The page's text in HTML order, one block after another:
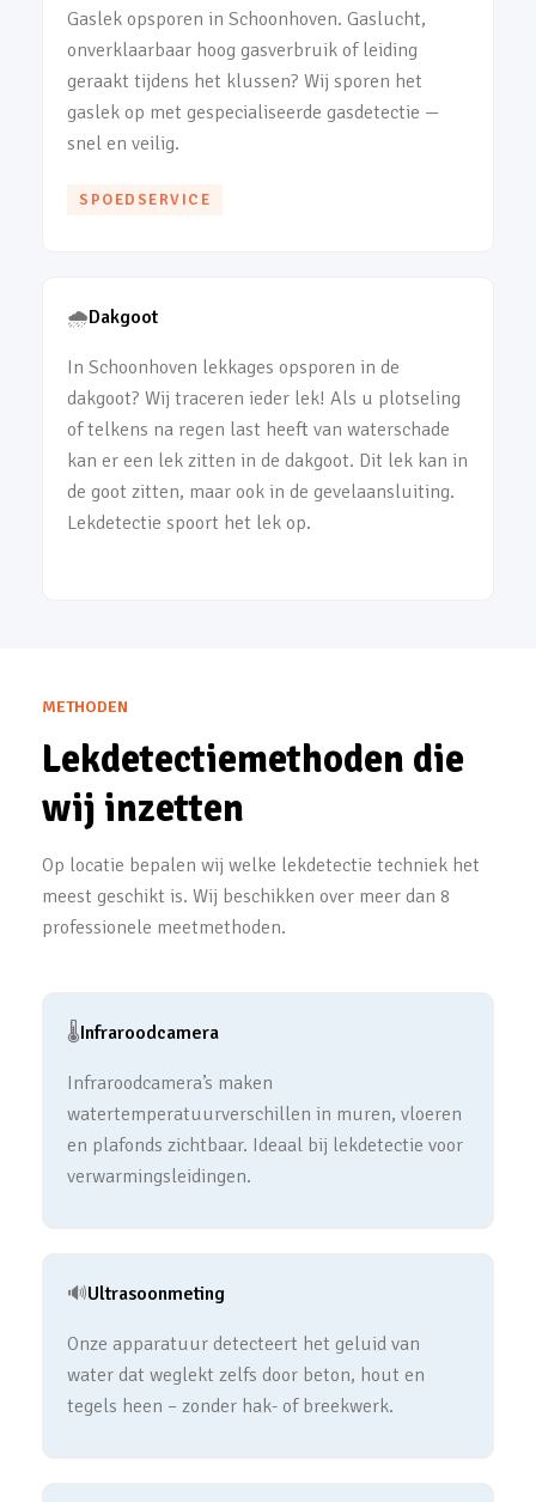
Gaslek opsporen in Schoonhoven. Gaslucht,
onverklaarbaar hoog gasverbruik of leiding
geraakt tijdens het klussen? Wij sporen het
gaslek op met gespecialiseerde gasdetectie —
snel en veilig.
SPOEDSERVICE
🌧️Dakgoot
In Schoonhoven lekkages opsporen in de
dakgoot? Wij traceren ieder lek! Als u plotseling
of telkens na regen last heeft van waterschade
kan er een lek zitten in de dakgoot. Dit lek kan in
de goot zitten, maar ook in de gevelaansluiting.
Lekdetectie spoort het lek op.
METHODEN
Lekdetectiemethoden die
wij inzetten
Op locatie bepalen wij welke lekdetectie techniek het
meest geschikt is. Wij beschikken over meer dan 8
professionele meetmethoden.
🌡️Infraroodcamera
Infraroodcamera’s maken
watertemperatuurverschillen in muren, vloeren
en plafonds zichtbaar. Ideaal bij lekdetectie voor
verwarmingsleidingen.
🔊Ultrasoonmeting
Onze apparatuur detecteert het geluid van
water dat weglekt zelfs door beton, hout en
tegels heen – zonder hak- of breekwerk.